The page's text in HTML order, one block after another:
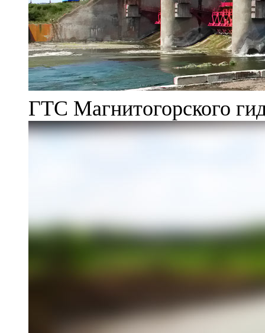
ГТС Магнитогорского